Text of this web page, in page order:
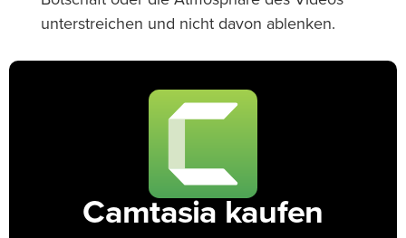
unterstreichen und nicht davon ablenken.
Camtasia kaufen